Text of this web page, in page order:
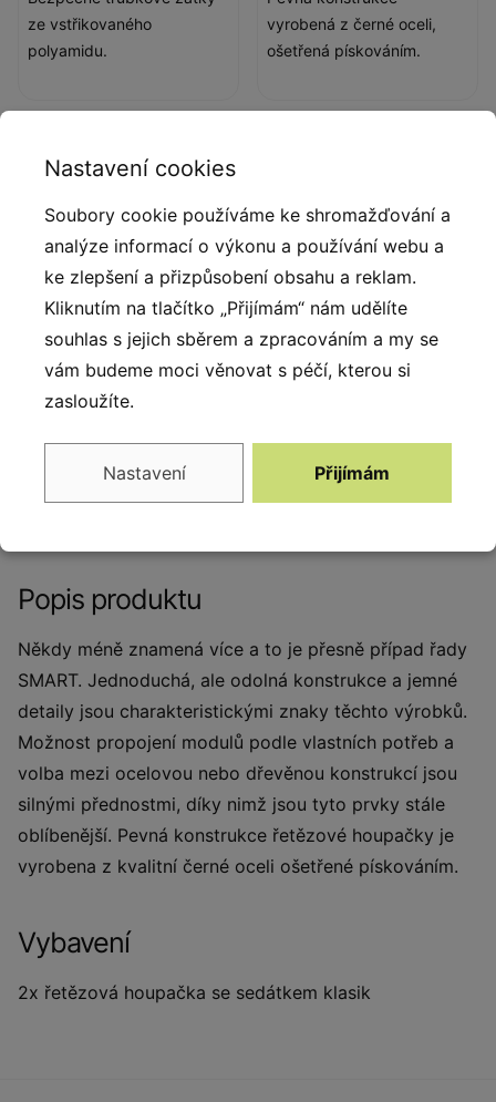
ze vstřikovaného
polyamidu.
vyrobená z černé oceli,
ošetřená pískováním.
Sedátko
Sedadla mají hliníkovou
měkkou EPDM pryží a
Popis produktu
Někdy méně znamená více a to je přesně případ řady
SMART. Jednoduchá, ale odolná konstrukce a jemné
detaily jsou charakteristickými znaky těchto výrobků.
Možnost propojení modulů podle vlastních potřeb a
volba mezi ocelovou nebo dřevěnou konstrukcí jsou
silnými přednostmi, díky nimž jsou tyto prvky stále
oblíbenější. Pevná konstrukce řetězové houpačky je
vyrobena z kvalitní černé oceli ošetřené pískováním.
Vybavení
2x řetězová houpačka se sedátkem klasik
Nastavení cookies
Soubory cookie používáme ke shromažďování a
analýze informací o výkonu a používání webu a
ke zlepšení a přizpůsobení obsahu a reklam.
Kliknutím na tlačítko „Přijímám“ nám udělíte
souhlas s jejich sběrem a zpracováním a my se
vám budeme moci věnovat s péčí, kterou si
zasloužíte.
Nastavení Přijímám